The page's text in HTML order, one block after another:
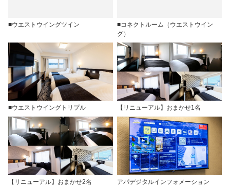
■ウエストウイングツイン
■コネクトルーム（ウエストウイン
グ）
■ウエストウイングトリプル 【リニューアル】おまかせ1名
【リニューアル】おまかせ2名 アパデジタルインフォメーション